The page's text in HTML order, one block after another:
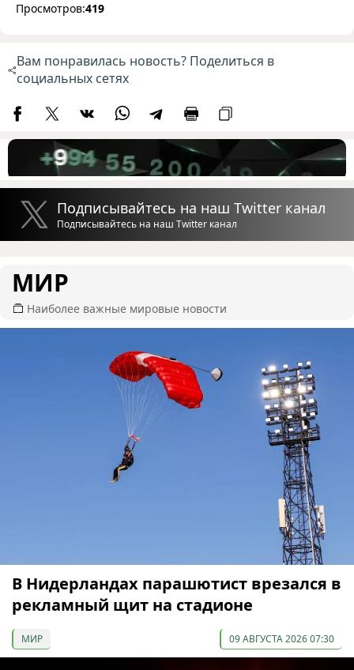
Просмотров:419
Вам понравилась новость? Поделиться в
социальных сетях
Подписывайтесь на наш Twitter канал
Подписывайтесь на наш Twitter канал
МИР
Наиболее важные мировые новости
В Нидерландах парашютист врезался в
рекламный щит на стадионе
МИР 09 АВГУСТА 2026 07:30